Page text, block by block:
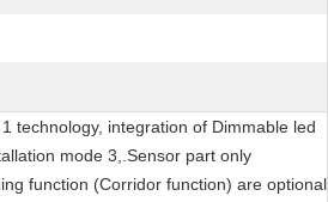
technology, integration of Dimmable led
mode 3,.Sensor part only
function (Corridor function) are optional